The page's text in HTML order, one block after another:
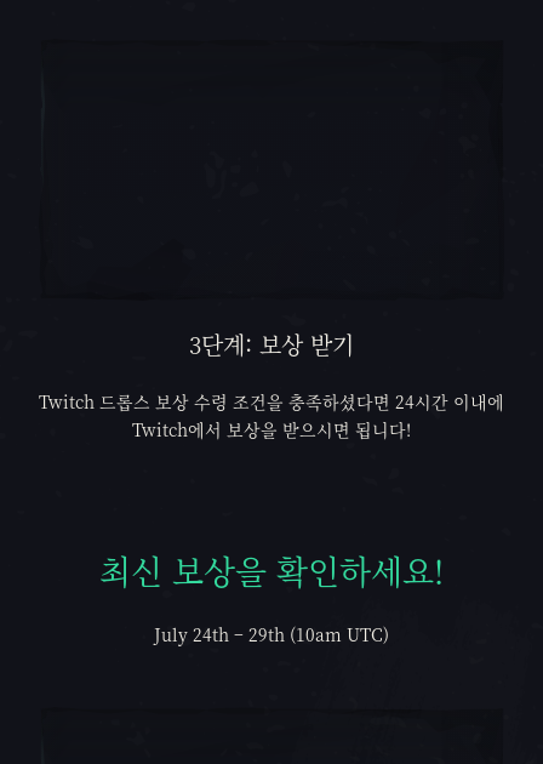
3단계: 보상 받기
Twitch 드롭스 보상 수령 조건을 충족하셨다면 24시간 이내에
Twitch에서 보상을 받으시면 됩니다!
최신 보상을 확인하세요!
최신 보상을 확인하세요!
July 24th – 29th (10am UTC)